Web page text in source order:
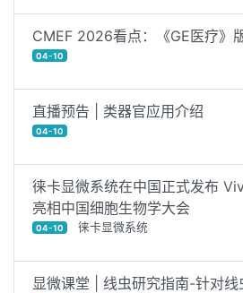
CMEF 2026看点：《GE医疗》
04-10
直播预告 | 类器官应用介绍
04-10
徕卡显微系统在中国正式发布
亮相中国细胞生物学大会
04-10 徕卡显微系统
显微课堂 | 线虫研究指南-针对线